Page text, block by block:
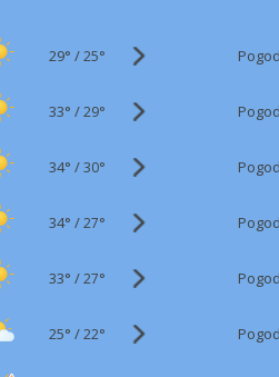
29° /25°
33° /29°
34° /30°
34° /27°
33° /27°
25° /22°